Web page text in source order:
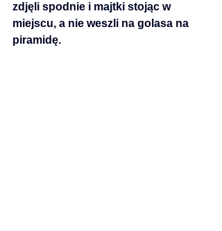
zdjęli spodnie i majtki stojąc w
miejscu, a nie weszli na golasa na
piramidę.